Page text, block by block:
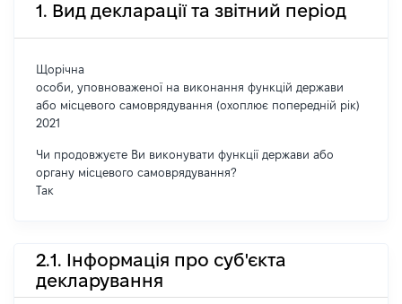
1. Вид декларації та звітний період
Щорічна
особи, уповноваженої на виконання функцій держави
або місцевого самоврядування (охоплює попередній рік)
2021
Чи продовжуєте Ви виконувати функції держави або
органу місцевого самоврядування?
Так
2.1. Інформація про суб'єкта
декларування